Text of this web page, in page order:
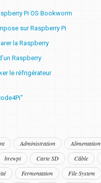
Pi OS Bookworm
sur Raspberry Pi
la Raspberry
Raspberry
le réfrigérateur
Administration Alimentation
brewpi Carte SD Câble
Fermentation File System